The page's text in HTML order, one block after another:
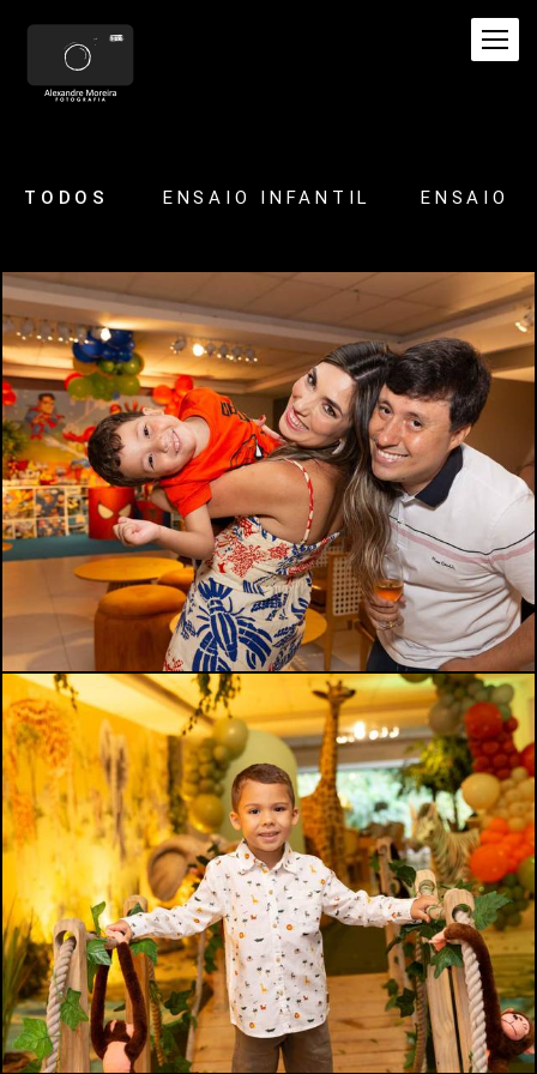
TODOS ENSAIO INFANTIL ENSAIO
805 0
545 0